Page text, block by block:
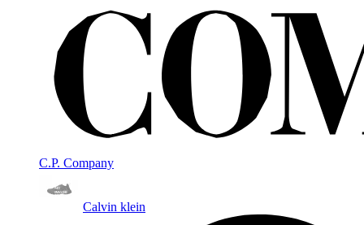
C.P. Company
Calvin klein